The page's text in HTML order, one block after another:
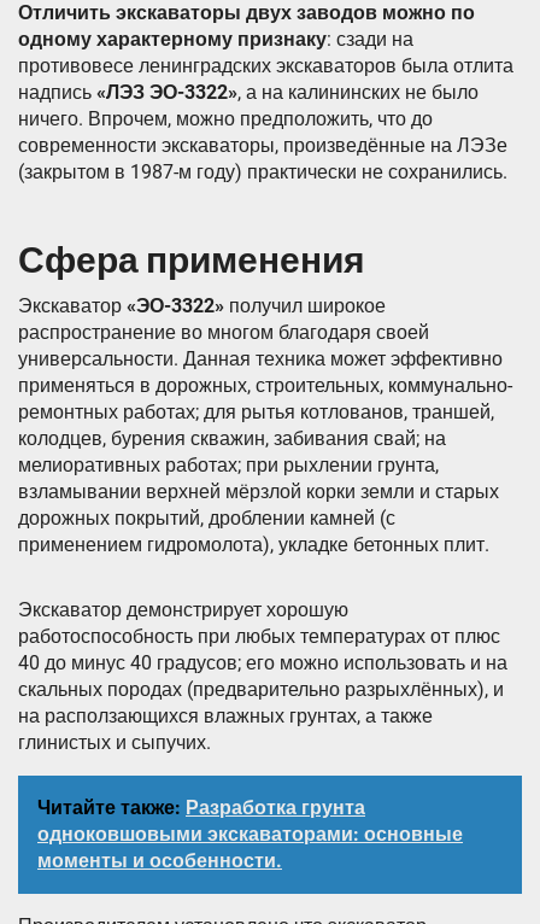
Отличить экскаваторы двух заводов можно по
одному характерному признаку: сзади на
противовесе ленинградских экскаваторов была отлита
надпись «ЛЭЗ ЭО-3322», а на калининских не было
ничего. Впрочем, можно предположить, что до
современности экскаваторы, произведённые на ЛЭЗе
(закрытом в 1987-м году) практически не сохранились.
Сфера применения
Экскаватор «ЭО-3322» получил широкое
распространение во многом благодаря своей
универсальности. Данная техника может эффективно
применяться в дорожных, строительных, коммунально-
ремонтных работах; для рытья котлованов, траншей,
колодцев, бурения скважин, забивания свай; на
мелиоративных работах; при рыхлении грунта,
взламывании верхней мёрзлой корки земли и старых
дорожных покрытий, дроблении камней (с
применением гидромолота), укладке бетонных плит.
Экскаватор демонстрирует хорошую
работоспособность при любых температурах от плюс
40 до минус 40 градусов; его можно использовать и на
скальных породах (предварительно разрыхлённых), и
на расползающихся влажных грунтах, а также
глинистых и сыпучих.
Читайте также: Разработка грунта
одноковшовыми экскаваторами: основные
моменты и особенности.